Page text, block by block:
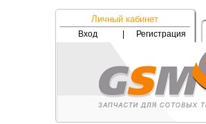
Личный кабинет
Вход Регистрация